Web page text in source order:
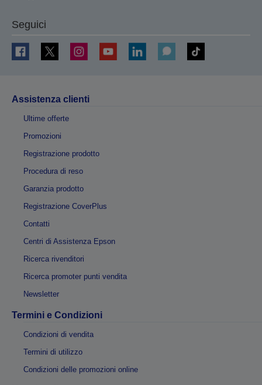
Seguici
Assistenza clienti
Ultime offerte
Promozioni
Registrazione prodotto
Procedura di reso
Garanzia prodotto
Registrazione CoverPlus
Contatti
Centri di Assistenza Epson
Ricerca rivenditori
Ricerca promoter punti vendita
Newsletter
Termini e Condizioni
Condizioni di vendita
Termini di utilizzo
Condizioni delle promozioni online